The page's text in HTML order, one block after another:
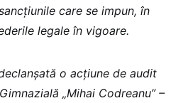
care se impun, în
legale în vigoare.
o acțiune de audit
„Mihai Codreanu” –